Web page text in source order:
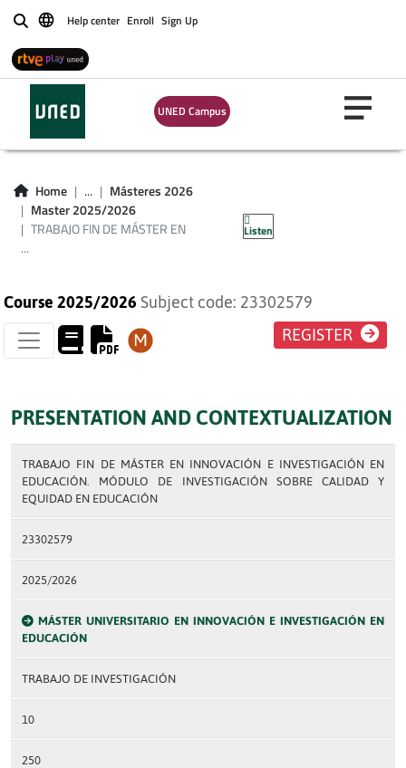
BuscarHelp center Enroll Sign Up
UNED Campus
Home ...
Másteres 2026
Master 2025/2026
TRABAJO FIN DE MÁSTER EN
...
Listen
EDUCACIÓN.
MÓDULO DE
INVESTIGACIÓN
SOBRE CALIDAD Y
EQUIDAD EN
EDUCACIÓN
Course 2025/2026 Subject code: 23302579
REGISTER
PRESENTATION AND CONTEXTUALIZATION
TRABAJO FIN DE MÁSTER EN INNOVACIÓN E INVESTIGACIÓN EN
EDUCACIÓN. MÓDULO DE INVESTIGACIÓN SOBRE CALIDAD Y
EQUIDAD EN EDUCACIÓN
23302579
2025/2026
MÁSTER UNIVERSITARIO EN INNOVACIÓN E INVESTIGACIÓN EN
EDUCACIÓN
TRABAJO DE INVESTIGACIÓN
10
250